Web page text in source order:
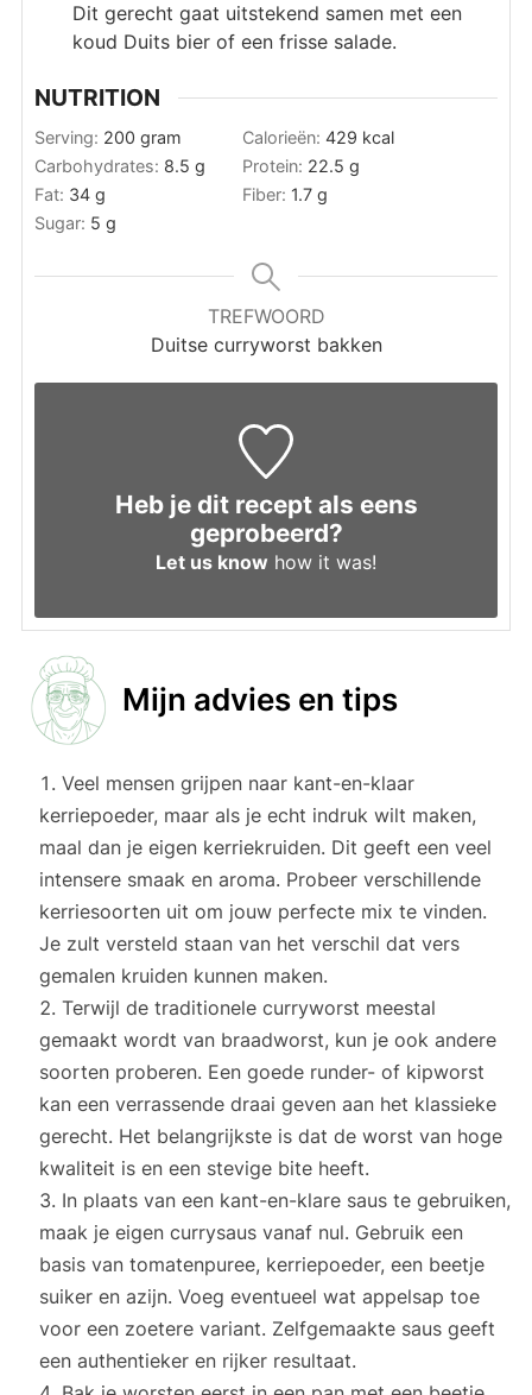
Dit gerecht gaat uitstekend samen met een
koud Duits bier of een frisse salade.
NUTRITION
Serving: 200 gram Calorieën: 429 kcal
Carbohydrates: 8.5 g Protein: 22.5 g
Fat: 34 g Fiber: 1.7 g
Sugar: 5 g
TREFWOORD
Duitse curryworst bakken
Heb je dit recept als eens
geprobeerd?
Let us know how it was!
Mijn advies en tips
Veel mensen grijpen naar kant-en-klaar
kerriepoeder, maar als je echt indruk wilt maken,
maal dan je eigen kerriekruiden. Dit geeft een veel
intensere smaak en aroma. Probeer verschillende
kerriesoorten uit om jouw perfecte mix te vinden.
Je zult versteld staan van het verschil dat vers
gemalen kruiden kunnen maken.
Terwijl de traditionele curryworst meestal
gemaakt wordt van braadworst, kun je ook andere
soorten proberen. Een goede runder- of kipworst
kan een verrassende draai geven aan het klassieke
gerecht. Het belangrijkste is dat de worst van hoge
kwaliteit is en een stevige bite heeft.
In plaats van een kant-en-klare saus te gebruiken,
maak je eigen currysaus vanaf nul. Gebruik een
basis van tomatenpuree, kerriepoeder, een beetje
suiker en azijn. Voeg eventueel wat appelsap toe
voor een zoetere variant. Zelfgemaakte saus geeft
een authentieker en rijker resultaat.